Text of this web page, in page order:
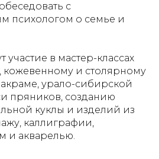
с
психологом о семье и
участие в мастер-классах
кожевенному и столярному
урало-сибирской
пряников, созданию
куклы и изделий из
каллиграфии,
и акварелью.